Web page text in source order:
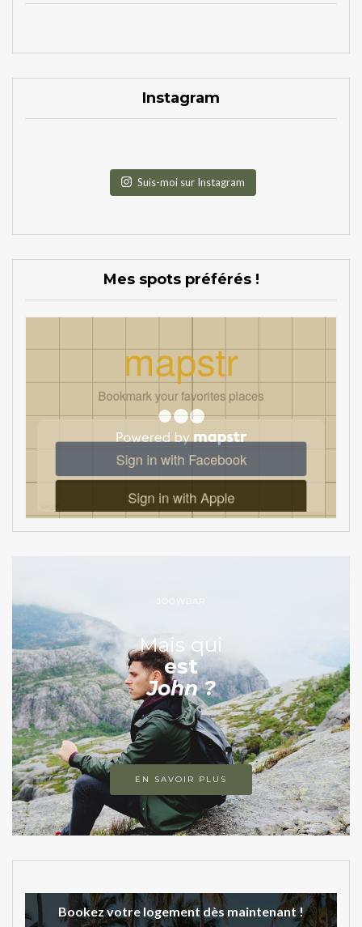
Instagram
Suis-moi sur Instagram
Mes spots préférés !
JOOWBAR
Mais qui
est
John ?
EN SAVOIR PLUS
Bookez votre logement dès maintenant !